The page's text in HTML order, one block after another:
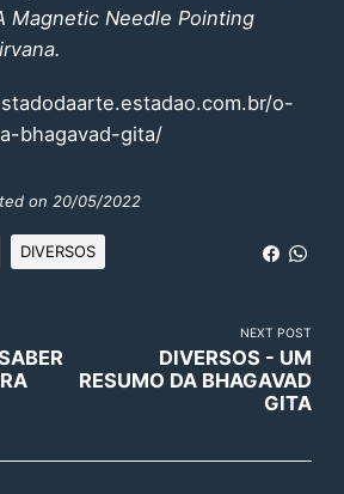
Magnetic Needle Pointing
o-
bhagavad-gita/
on 20/05/2022
DIVERSOS
NEXT POST
DIVERSOS - UM
RESUMO DA BHAGAVAD
GITA